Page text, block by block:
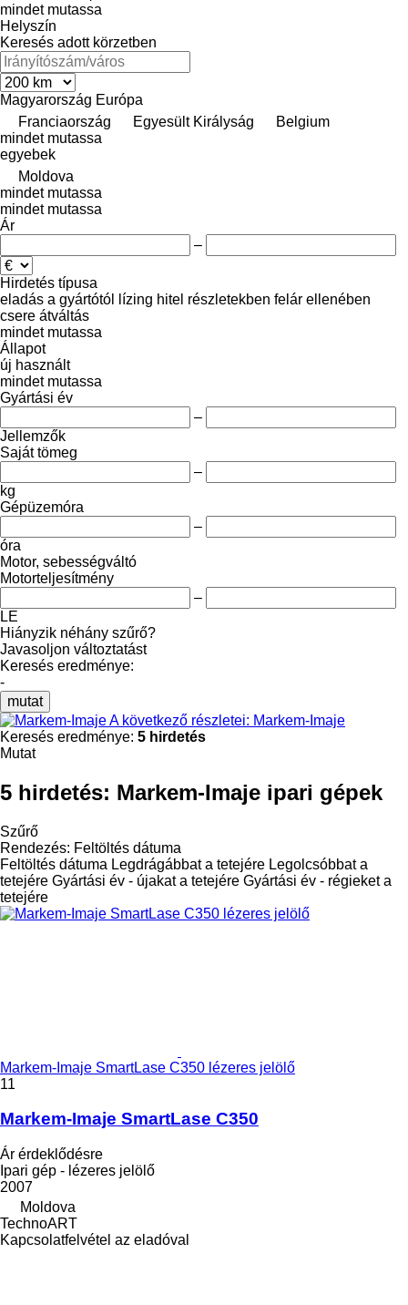
mindet mutassa
Helyszín
Keresés adott körzetben
Magyarország Európa
Franciaország
Egyesült Királyság
Belgium
mindet mutassa
egyebek
Moldova
mindet mutassa
mindet mutassa
Ár
–
Hirdetés típusa
eladás a gyártótól lízing hitel részletekben felár ellenében
csere átváltás
mindet mutassa
Állapot
új használt
mindet mutassa
Gyártási év
–
Jellemzők
Saját tömeg
–
kg
Gépüzemóra
–
óra
Motor, sebességváltó
Motorteljesítmény
–
LE
Hiányzik néhány szűrő?
Javasoljon változtatást
Keresés eredménye:
-
mutat
A következő részletei: Markem-Imaje
Keresés eredménye: 5 hirdetés
Mutat
5 hirdetés: Markem-Imaje ipari gépek
Szűrő
Rendezés: Feltöltés dátuma
Feltöltés dátuma Legdrágábbat a tetejére Legolcsóbbat a
tetejére Gyártási év - újakat a tetejére Gyártási év - régieket a
tetejére
Markem-Imaje SmartLase C350 lézeres jelölő
11
Markem-Imaje SmartLase C350
Ár érdeklődésre
Ipari gép - lézeres jelölő
2007
Moldova
TechnoART
Kapcsolatfelvétel az eladóval